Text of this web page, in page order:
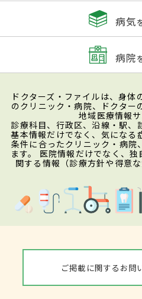
病気
病院
ドクターズ・ファイルは、身
のクリニック・病院、ドクター
地域医療情報サ
診療科目、行政区、沿線・駅、
基本情報だけでなく、気になる
条件に合ったクリニック・病院
ます。 医院情報だけでなく、
関する情報（診療方針や得意
ご掲載に関するお問